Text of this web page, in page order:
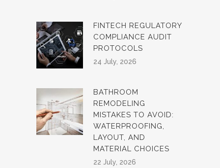
FINTECH REGULATORY
COMPLIANCE AUDIT
PROTOCOLS
24 July, 2026
BATHROOM
REMODELING
MISTAKES TO AVOID:
WATERPROOFING,
LAYOUT, AND
MATERIAL CHOICES
22 July, 2026